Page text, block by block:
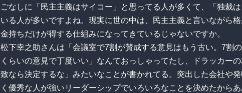
ごなしに「民主主義はサイコー」と思ってる人が多くて、「独裁
いる人が多いですよね。現実に世の中は、民主主義と言いながら格
金持ちだけが得する仕組みになってきているじゃないですか。
松下幸之助さんは「会議室で7割が賛成する意見はもう古い。7割
くらいの意見で丁度いい」なんておっしゃってたし、ドラッカー
致なら決定するな」みたいなことが書かれてる。突出した会社や
く優秀な人が強いリーダーシップでいろいろなことを決めたから